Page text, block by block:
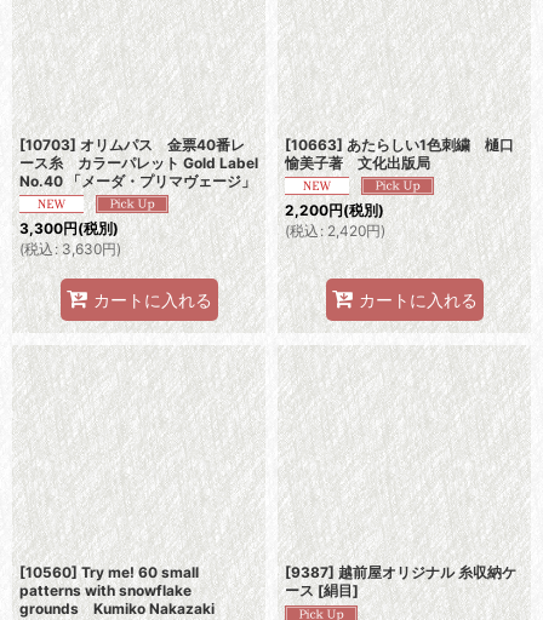
[10703] オリムパス 金票40番レ
ース糸 カラーパレット Gold Label
No.40 「メーダ・プリマヴェージ」
3,300円(税別)
(税込: 3,630円)
カートに入れる
[10663] あたらしい1色刺繍 樋口
愉美子著 文化出版局
2,200円(税別)
(税込 : 2,420円)
カートに入れる
[10560] Try me! 60 small
patterns with snowflake
grounds Kumiko Nakazaki
[9387] 越前屋オリジナル 糸収納ケ
ース [絹目]